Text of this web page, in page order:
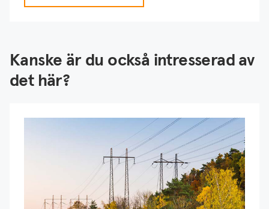
Kanske är du också intresserad av
det här?